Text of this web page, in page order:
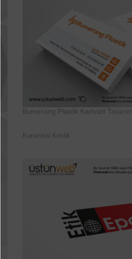
Bumerang Plastik Kartvizit Tasarımı
Kurumsal Kimlik